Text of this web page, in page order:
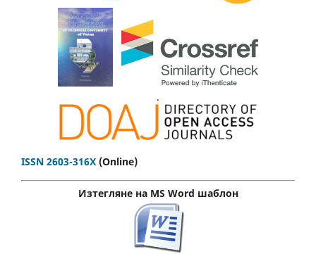
.
ISSN 2603-316X (Online)
Изтегляне на MS Word шаблон